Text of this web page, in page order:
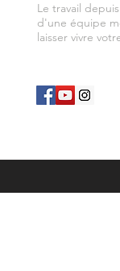
Le travail
d'une équipe
laisser vivre